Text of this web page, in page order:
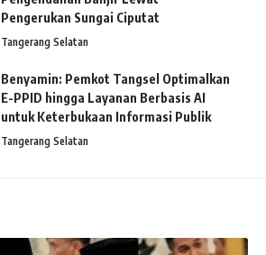
Pengerukan Sungai Ciputat
Tangerang Selatan
Benyamin: Pemkot Tangsel Optimalkan
E-PPID hingga Layanan Berbasis AI
untuk Keterbukaan Informasi Publik
Tangerang Selatan